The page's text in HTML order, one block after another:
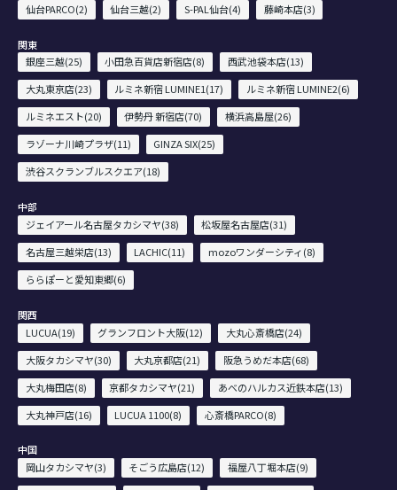
仙台PARCO(2)
仙台三越(2) S-PAL仙台(4) 藤崎本店(3)
関東
銀座三越(25)
小田急百貨店新宿店(8)
西武池袋本店(13)
大丸東京店(23)
ルミネ新宿 LUMINE1(17)
ルミネ新宿 LUMINE2(6)
ルミネエスト(20)
伊勢丹 新宿店(70)
横浜高島屋(26)
ラゾーナ川崎プラザ(11)
GINZA SIX(25)
渋谷スクランブルスクエア(18)
中部
ジェイアール名古屋タカシマヤ(38)
松坂屋名古屋店(31)
名古屋三越栄店(13)
LACHIC(11)
mozoワンダーシティ(8)
ららぽーと愛知東郷(6)
関西
LUCUA(19)
グランフロント大阪(12)
大丸心斎橋店(24)
大阪タカシマヤ(30)
大丸京都店(21)
阪急うめだ本店(68)
大丸梅田店(8)
京都タカシマヤ(21)
あべのハルカス近鉄本店(13)
大丸神戸店(16)
LUCUA 1100(8) 心斎橋PARCO(8)
中国
岡山タカシマヤ(3)
そごう広島店(12)
福屋八丁堀本店(9)